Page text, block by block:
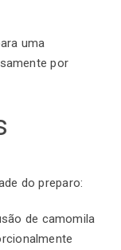
uma
por
do preparo:
de camomila